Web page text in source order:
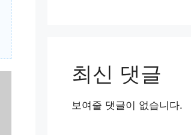
최신 댓글
보여줄 댓글이 없습니다.